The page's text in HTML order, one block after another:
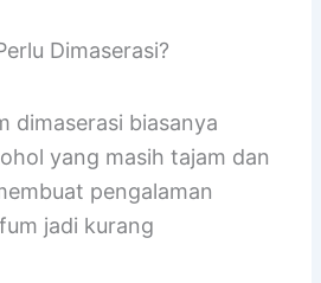
Dimaserasi?
dimaserasi biasanya
yang masih tajam dan
pengalaman
jadi kurang